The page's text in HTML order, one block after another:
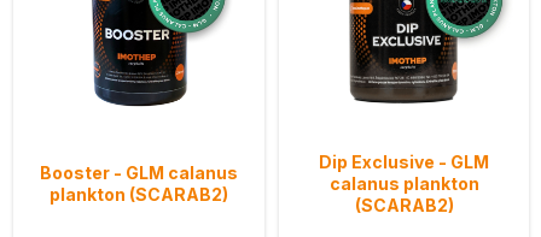
Booster - GLM calanus
plankton (SCARAB2)
Dip Exclusive - GLM
calanus plankton
(SCARAB2)